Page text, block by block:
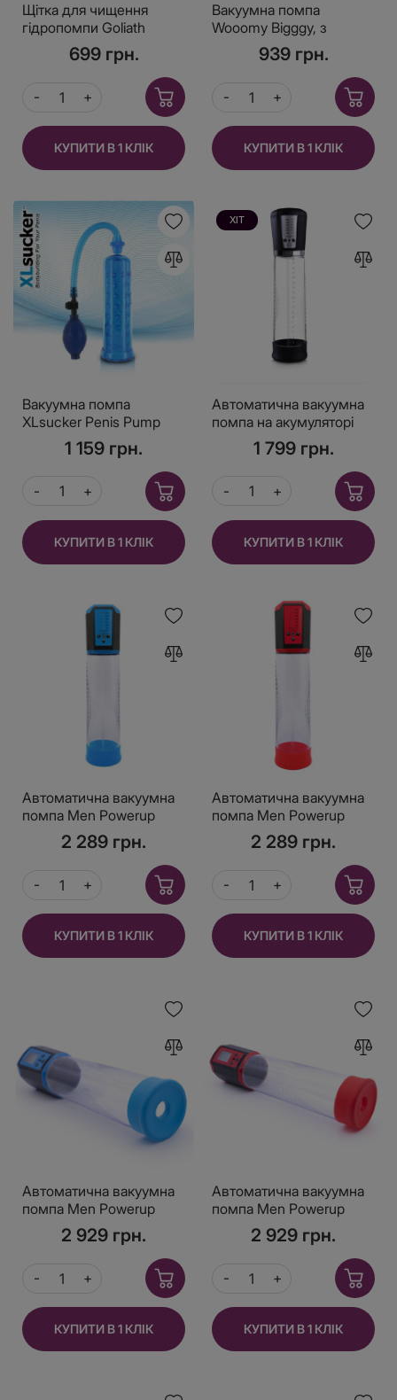
Щітка для чищення
гідропомпи Goliath
699 грн.
КУПИТИ В 1 КЛІК
Вакуумна помпа
Wooomy Bigggy, з
ручною «грушею»
939 грн.
КУПИТИ В 1 КЛІК
Вакуумна помпа
XLsucker Penis Pump
Blue для члена
довжиною до 18см,
1 159 грн.
КУПИТИ В 1 КЛІК
ХІТ
Автоматична вакуумна
помпа на акумуляторі
Men Powerup
1 799 грн.
КУПИТИ В 1 КЛІК
Автоматична вакуумна
помпа Men Powerup
Passion Enlargement
system Blue,
перезаряджувана, 5
режимів
2 289 грн.
КУПИТИ В 1 КЛІК
Автоматична вакуумна
помпа Men Powerup
Passion Enlargement
system Red,
перезаряджувана, 5
режимів
2 289 грн.
КУПИТИ В 1 КЛІК
Автоматична вакуумна
помпа Men Powerup
Passion Pump Blue, LED-
табло,
перезаряджувана, 8
режимів
2 929 грн.
КУПИТИ В 1 КЛІК
Автоматична вакуумна
помпа Men Powerup
Passion Pump Red, LED-
табло,
перезаряджувана, 8
режимів
2 929 грн.
КУПИТИ В 1 КЛІК